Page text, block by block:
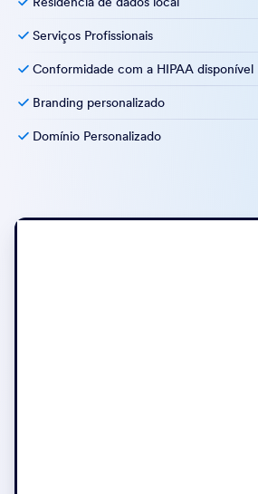
Serviços Profissionais
Conformidade com a HIPAA disponível
Branding personalizado
Domínio Personalizado